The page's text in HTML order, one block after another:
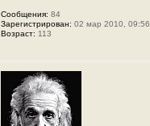
Сообщения: 84
Зарегистрирован: 02 мар 2010, 09:56
Возраст: 113